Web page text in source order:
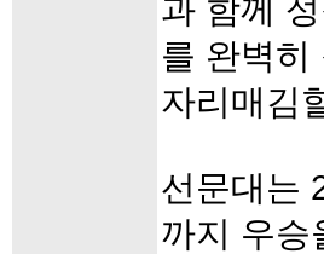
과 함께
를 완벽히
자리매김
선문대는
까지 우승